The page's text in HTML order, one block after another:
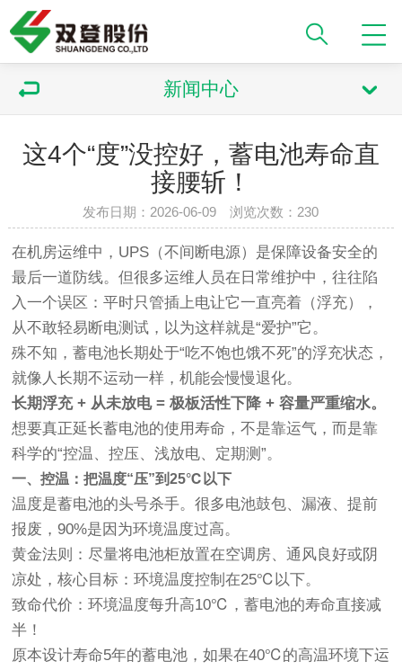
新闻中心
这4个“度”没控好，蓄电池寿命直
接腰斩！
发布日期：2026-06-09 浏览次数：230
在机房运维中，UPS（不间断电源）是保障设备安全的
最后一道防线。但很多运维人员在日常维护中，往往陷
入一个误区：平时只管插上电让它一直亮着（浮充），
从不敢轻易断电测试，以为这样就是“爱护”它。
殊不知，蓄电池长期处于“吃不饱也饿不死”的浮充状态，
就像人长期不运动一样，机能会慢慢退化。
长期浮充 + 从未放电 = 极板活性下降 + 容量严重缩水。
想要真正延长蓄电池的使用寿命，不是靠运气，而是靠
科学的“控温、控压、浅放电、定期测”。
一、控温：把温度“压”到25℃以下
温度是蓄电池的头号杀手。很多电池鼓包、漏液、提前
报废，90%是因为环境温度过高。
黄金法则：尽量将电池柜放置在空调房、通风良好或阴
凉处，核心目标：环境温度控制在25℃以下。
致命代价：环境温度每升高10℃，蓄电池的寿命直接减
半！
原本设计寿命5年的蓄电池，如果在40℃的高温环境下运